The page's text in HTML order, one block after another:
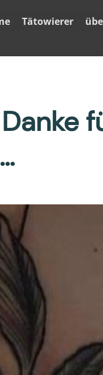
Tätowierer